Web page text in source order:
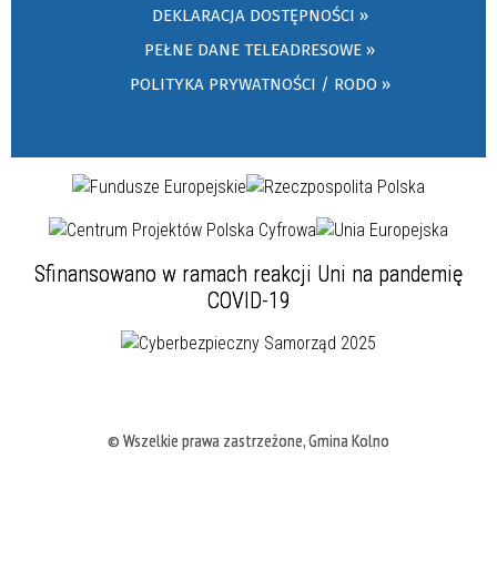
DEKLARACJA DOSTĘPNOŚCI »
PEŁNE DANE TELEADRESOWE »
POLITYKA PRYWATNOŚCI / RODO »
Sfinansowano w ramach reakcji Uni na pandemię
COVID-19
© Wszelkie prawa zastrzeżone, Gmina Kolno